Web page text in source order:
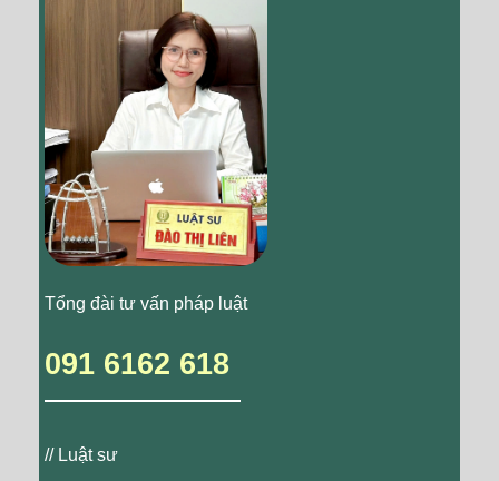
Tổng đài tư vấn pháp luật
091 6162 618
// Luật sư